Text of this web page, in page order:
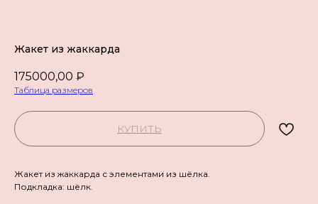
Жакет из жаккарда
175000,00 ₽
Таблица размеров
КУПИТЬ
Жакет из жаккарда с элементами из шёлка.
Подкладка: шёлк.